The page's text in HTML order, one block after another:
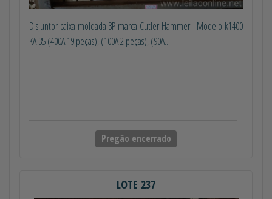
Disjuntor caixa moldada 3P marca Cutler-Hammer - Modelo k1400
KA 35 (400A 19 peças), (100A 2 peças), (90A...
Pregão encerrado
LOTE 237